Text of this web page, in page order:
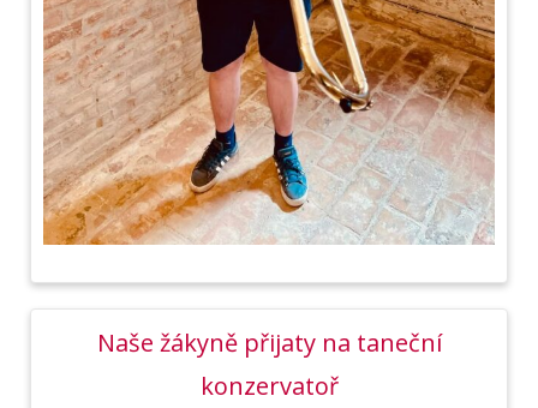
Naše žákyně přijaty na taneční
konzervatoř